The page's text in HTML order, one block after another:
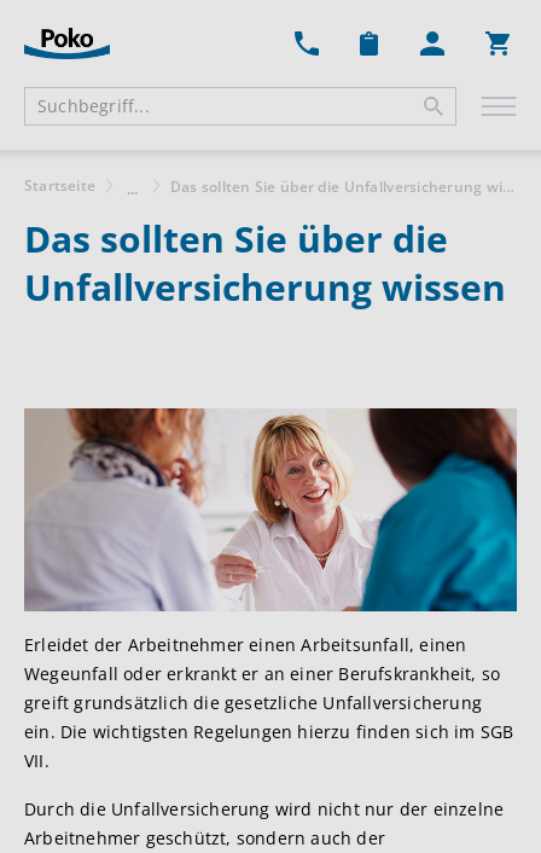
Startseite ... Das sollten Sie über die Unfallversicherung wissen
Das sollten Sie über die
Unfallversicherung wissen
Erleidet der Arbeitnehmer einen Arbeitsunfall, einen
Wegeunfall oder erkrankt er an einer Berufskrankheit, so
greift grundsätzlich die gesetzliche Unfallversicherung
ein. Die wichtigsten Regelungen hierzu finden sich im SGB
VII.
Durch die Unfallversicherung wird nicht nur der einzelne
Arbeitnehmer geschützt, sondern auch der